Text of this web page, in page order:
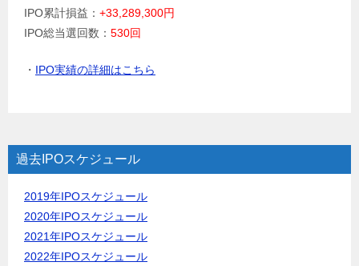
IPO累計損益： +33,289,300円
IPO総当選回数： 530回
・ IPO実績の詳細はこちら
過去IPOスケジュール
2019年IPOスケジュール
2020年IPOスケジュール
2021年IPOスケジュール
2022年IPOスケジュール